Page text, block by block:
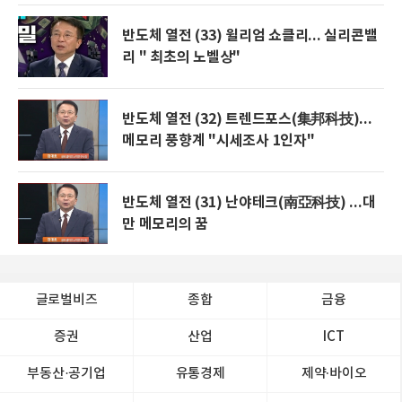
반도체 열전 (33) 윌리엄 쇼클리... 실리콘밸
리 " 최초의 노벨상"
반도체 열전 (32) 트렌드포스(集邦科技)...
메모리 풍향계 "시세조사 1인자"
반도체 열전 (31) 난야테크(南亞科技) ...대
만 메모리의 꿈
글로벌비즈 종합 금융
증권 산업 ICT
부동산·공기업 유통경제 제약∙바이오